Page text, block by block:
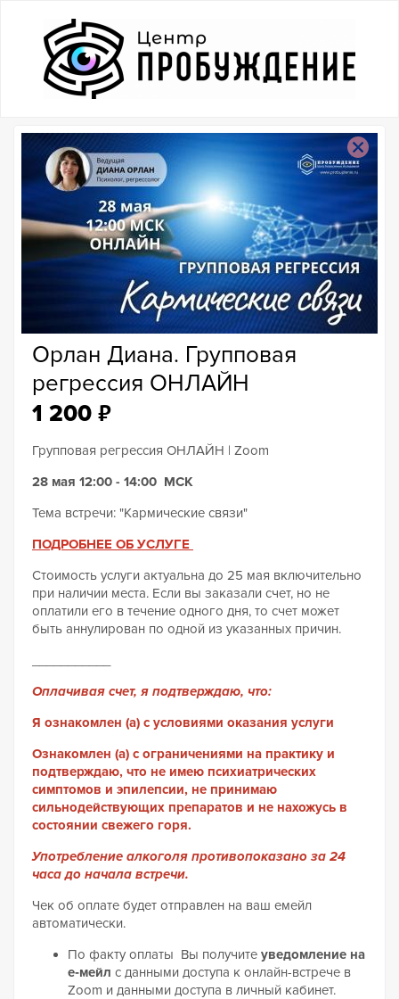
Орлан Диана. Групповая
регрессия ОНЛАЙН
1 200 ₽
Групповая регрессия ОНЛАЙН | Zoom
28 мая 12:00 - 14:00 МСК
Тема встречи: "Кармические связи"
ПОДРОБНЕЕ ОБ УСЛУГЕ
Стоимость услуги актуальна до 25 мая включительно
при наличии места. Если вы заказали счет, но не
оплатили его в течение одного дня, то счет может
быть аннулирован по одной из указанных причин.
Оплачивая счет, я подтверждаю, что:
Я ознакомлен (а) с условиями оказания услуги
Ознакомлен (а) с ограничениями на практику и
подтверждаю, что не имею психиатрических
симптомов и эпилепсии, не принимаю
сильнодействующих препаратов и не нахожусь в
состоянии свежего горя.
Употребление алкоголя противопоказано за 24
часа до начала встречи.
Чек об оплате будет отправлен на ваш емейл
автоматически.
По факту оплаты Вы получите уведомление на
е‑мейл с данными доступа к онлайн-встрече в
Zoom и данными доступа в личный кабинет.